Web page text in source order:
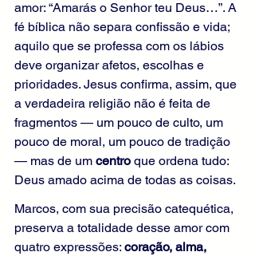
amor: “Amarás o Senhor teu Deus…”. A
fé bíblica não separa confissão e vida;
aquilo que se professa com os lábios
deve organizar afetos, escolhas e
prioridades. Jesus confirma, assim, que
a verdadeira religião não é feita de
fragmentos — um pouco de culto, um
pouco de moral, um pouco de tradição
— mas de um centro que ordena tudo:
Deus amado acima de todas as coisas.
Marcos, com sua precisão catequética,
preserva a totalidade desse amor com
quatro expressões: coração, alma,